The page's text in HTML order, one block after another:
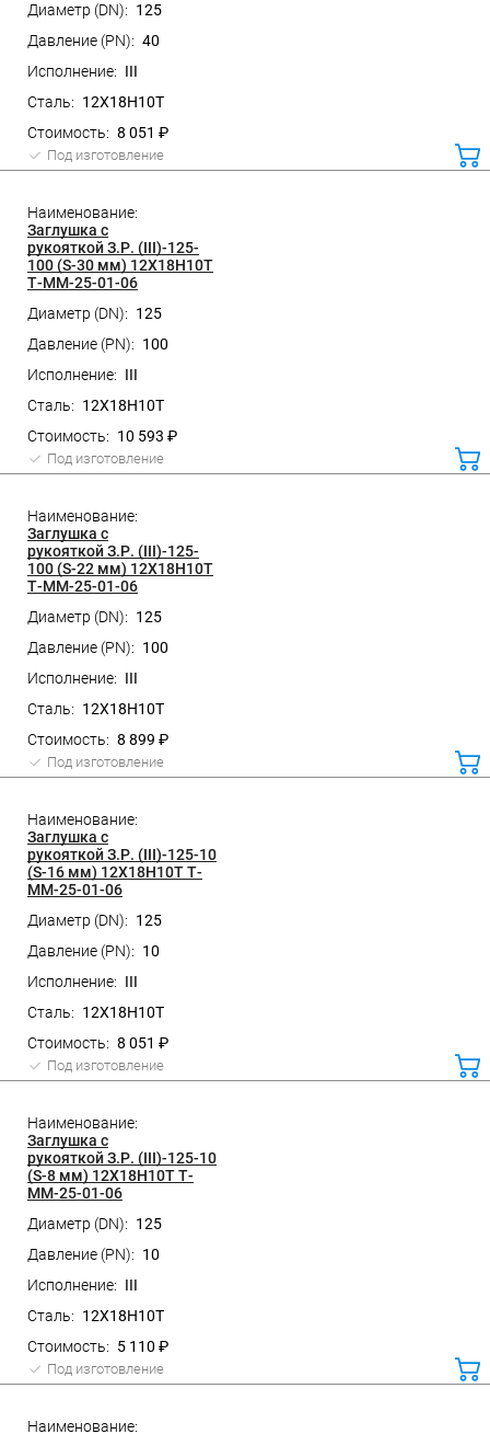
125
40
III
12Х18Н10Т
8 051 ₽
Под изготовление
Заглушка с
рукояткой З.Р. (III)-125-
100 (S-30 мм) 12Х18Н10Т
Т-ММ-25-01-06
125
100
III
12Х18Н10Т
10 593 ₽
Под изготовление
Заглушка с
рукояткой З.Р. (III)-125-
100 (S-22 мм) 12Х18Н10Т
Т-ММ-25-01-06
125
100
III
12Х18Н10Т
8 899 ₽
Под изготовление
Заглушка с
рукояткой З.Р. (III)-125-10
(S-16 мм) 12Х18Н10Т Т-
ММ-25-01-06
125
10
III
12Х18Н10Т
8 051 ₽
Под изготовление
Заглушка с
рукояткой З.Р. (III)-125-10
(S-8 мм) 12Х18Н10Т Т-
ММ-25-01-06
125
10
III
12Х18Н10Т
5 110 ₽
Под изготовление